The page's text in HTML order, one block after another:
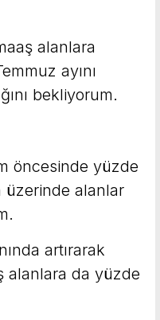
alanlara
ayını
bekliyorum.
öncesinde yüzde
üzerinde alanlar
artırarak
alanlara da yüzde